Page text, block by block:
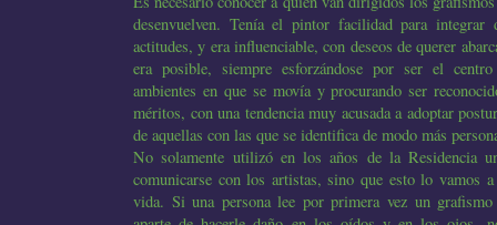
desenvuelven. Tenía el pintor facilidad para integrar
actitudes, y era influenciable, con deseos de querer
era posible, siempre esforzándose por ser el
ambientes en que se movía y procurando ser
méritos, con una tendencia muy acusada a adoptar
de aquellas con las que se identifica de modo más
No solamente utilizó en los años de la Residencia
comunicarse con los artistas, sino que esto lo vamos
vida. Si una persona lee por primera vez un